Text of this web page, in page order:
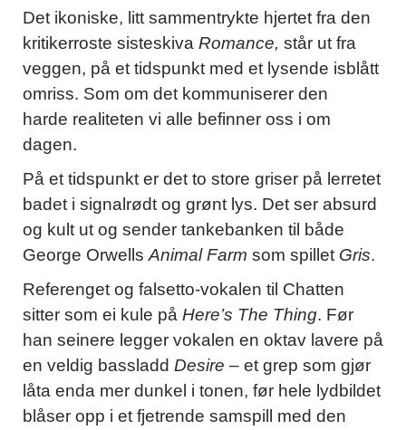
Det ikoniske, litt sammentrykte hjertet fra den
kritikerroste sisteskiva Romance, står ut fra
veggen, på et tidspunkt med et lysende isblått
omriss. Som om det kommuniserer den
harde realiteten vi alle befinner oss i om
dagen.
På et tidspunkt er det to store griser på lerretet
badet i signalrødt og grønt lys. Det ser absurd
og kult ut og sender tankebanken til både
George Orwells Animal Farm som spillet Gris.
Referenget og falsetto-vokalen til Chatten
sitter som ei kule på Here’s The Thing. Før
han seinere legger vokalen en oktav lavere på
en veldig bassladd Desire – et grep som gjør
låta enda mer dunkel i tonen, før hele lydbildet
blåser opp i et fjetrende samspill med den